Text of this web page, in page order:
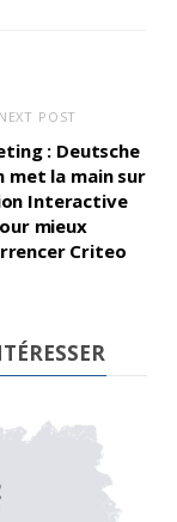
NEXT POST
: Deutsche
met la main sur
Interactive
mieux
Criteo